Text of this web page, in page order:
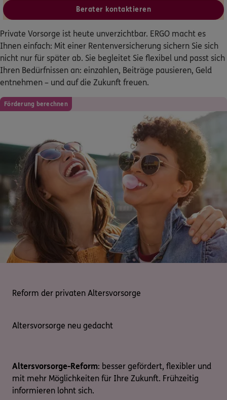
Meine Versicherungen
Sehen Sie auf einen Blick Ihre Versicherungen bei ERGO,
dem ERGO Rechtsschutz und der DKV.
Schaden- oder Leistungsfall melden
Bequem online oder telefonisch.
Kontakt
Meine Versicherungen
Bequem online oder telefonisch.
Berater kontaktieren
Private Vorsorge ist heute unverzichtbar. ERGO macht es
Ihnen einfach: Mit einer Rentenversicherung sichern Sie sich
nicht nur für später ab. Sie begleitet Sie flexibel und passt sich
Ihren Bedürfnissen an: einzahlen, Beiträge pausieren, Geld
entnehmen – und auf die Zukunft freuen.
Förderung berechnen
Reform der privaten Altersvorsorge
Altersvorsorge neu gedacht
Altersvorsorge-Reform: besser gefördert, flexibler und
mit mehr Möglichkeiten für Ihre Zukunft. Frühzeitig
informieren lohnt sich.